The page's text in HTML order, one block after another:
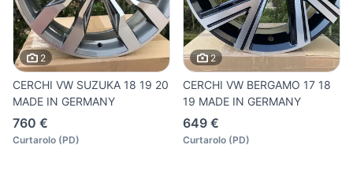
2
CERCHI VW SUZUKA 18 19 20
MADE IN GERMANY
760 €
Curtarolo (PD)
2
CERCHI VW BERGAMO 17 18
19 MADE IN GERMANY
649 €
Curtarolo (PD)